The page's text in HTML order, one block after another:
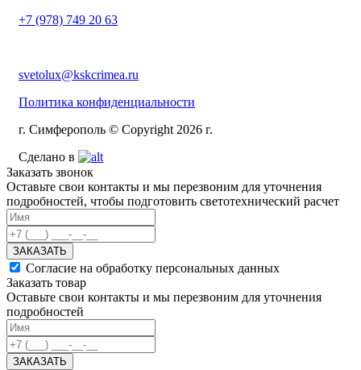
+7 (978) 749 20 63
svetolux@kskcrimea.ru
Политика конфиденциальности
г. Симферополь © Copyright 2026 г.
Сделано в
Заказать звонок
Оставьте свои контакты и мы перезвоним для уточнения
подробностей, чтобы подготовить светотехнический расчет
ЗАКАЗАТЬ
Согласие на обработку персональных данных
Заказать товар
Оставьте свои контакты и мы перезвоним для уточнения
подробностей
ЗАКАЗАТЬ